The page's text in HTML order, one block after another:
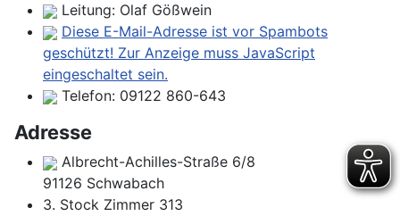
Leitung: Olaf Gößwein
Diese E-Mail-Adresse ist vor Spambots
geschützt! Zur Anzeige muss JavaScript
eingeschaltet sein.
Telefon: 09122 860-643
Adresse
Albrecht-Achilles-Straße 6/8
91126 Schwabach
3. Stock Zimmer 313